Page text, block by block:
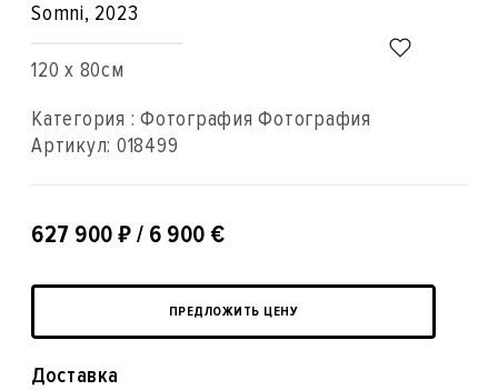
Somni, 2023
120 x 80см
Категория : Фотография Фотография
Артикул: 018499
627 900 ₽ / 6 900 €
ПРЕДЛОЖИТЬ ЦЕНУ
Доставка